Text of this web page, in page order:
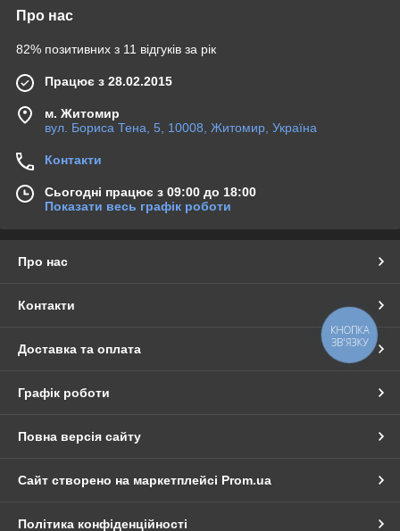
Про нас
82% позитивних з 11 відгуків за рік
Працює з 28.02.2015
м. Житомир
вул. Бориса Тена, 5, 10008, Житомир, Україна
Контакти
Сьогодні працює з 09:00 до 18:00
Показати весь графік роботи
Про нас
Контакти
Доставка та оплата
Графік роботи
Повна версія сайту
Сайт створено на маркетплейсі Prom.ua
Політика конфіденційності
КНОПКА
ЗВ'ЯЗКУ